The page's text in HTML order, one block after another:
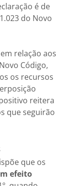
é de
do Novo
relação aos
Código,
os recursos
reitera
que seguirão
que os
efeito